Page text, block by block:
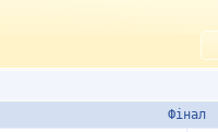
Фінал